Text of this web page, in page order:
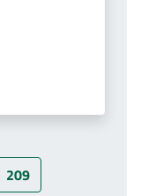
209